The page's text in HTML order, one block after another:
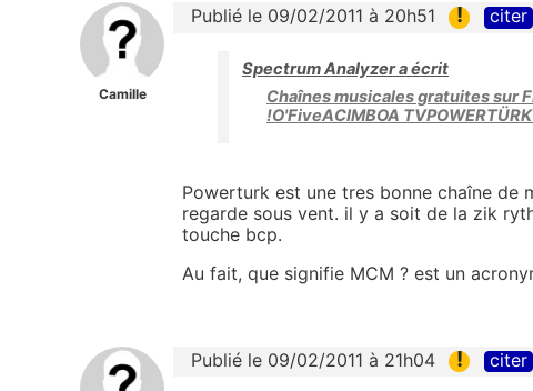
Camille
Publié le 09/02/2011 à 20h51 ! citer
Spectrum Analyzer a écrit
Chaînes musicales gratuites sur
!O'FiveACIMBOA
Powerturk est une tres bonne chaîne de
regarde sous vent. il y a soit de la zik
touche bcp.
Au fait, que signifie MCM ? est un
Publié le 09/02/2011 à 21h04 ! citer